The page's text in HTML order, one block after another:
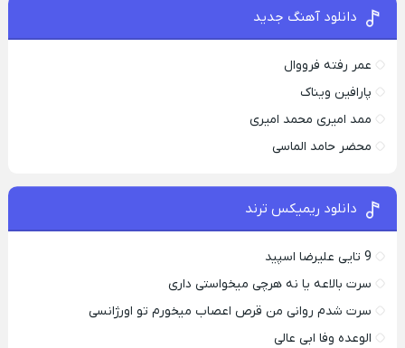
دانلود آهنگ جدید
عمر رفته فرووال
پارافين ویناک
ممد امیری محمد امیری
محضر حامد الماسی
دانلود ریمیکس ترند
9 تایی علیرضا اسپید
سرت بالاعه یا نه هرچی میخواستی داری
سرت شدم روانی من قرص اعصاب میخورم تو اورژانسی
الوعده وفا ابی عالی